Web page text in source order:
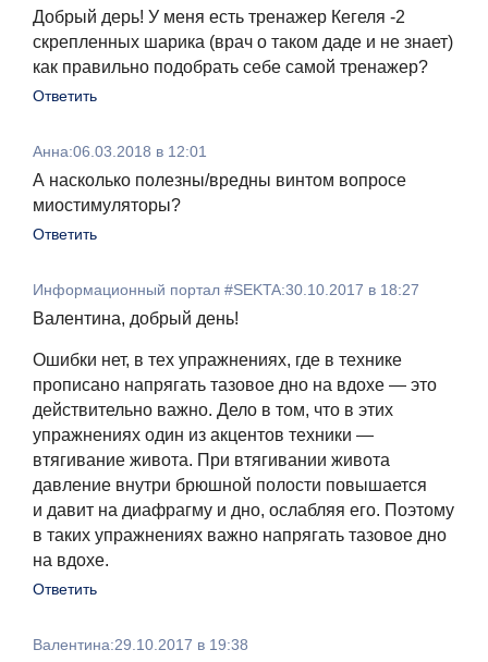
Добрый дерь! У меня есть тренажер Кегеля -2
скрепленных шарика (врач о таком даде и не знает)
как правильно подобрать себе самой тренажер?
Ответить
Анна:06.03.2018 в 12:01
А насколько полезны/вредны винтом вопросе
миостимуляторы?
Ответить
Информационный портал #SEKTA:30.10.2017 в 18:27
Валентина, добрый день!
Ошибки нет, в тех упражнениях, где в технике
прописано напрягать тазовое дно на вдохе — это
действительно важно. Дело в том, что в этих
упражнениях один из акцентов техники —
втягивание живота. При втягивании живота
давление внутри брюшной полости повышается
и давит на диафрагму и дно, ослабляя его. Поэтому
в таких упражнениях важно напрягать тазовое дно
на вдохе.
Ответить
Валентина:29.10.2017 в 19:38